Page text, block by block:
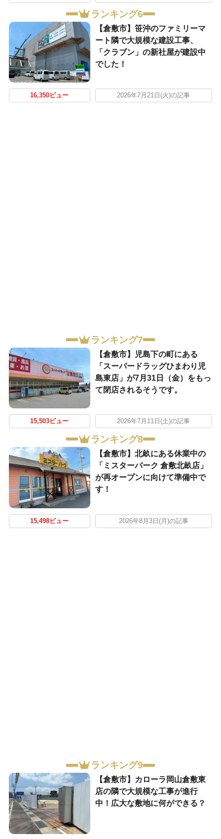
ランキング6
【倉敷市】笹沖のファミリーマ
ート隣で大規模な建設工事、
「クラブン」の新社屋が建設中
でした！
16,350ビュー 2026年7月21日(火)の記事
ランキング7
【倉敷市】児島下の町にある
「スーパードラッグひまわり児
島東店」が7月31日（金）をもっ
て閉店されるそうです。
15,503ビュー 2026年7月11日(土)の記事
ランキング8
【倉敷市】北畝にある休業中の
「ミスターバーク 倉敷北畝店」
が再オープンに向けて準備中で
す！
15,498ビュー 2026年8月3日(月)の記事
ランキング9
【倉敷市】カローラ岡山倉敷東
店の隣で大規模な工事が進行
中！広大な敷地に何ができる？